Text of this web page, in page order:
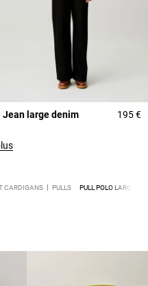
Jean large denim 195 €
CARDIGANS PULLS PULL POLO LARGE